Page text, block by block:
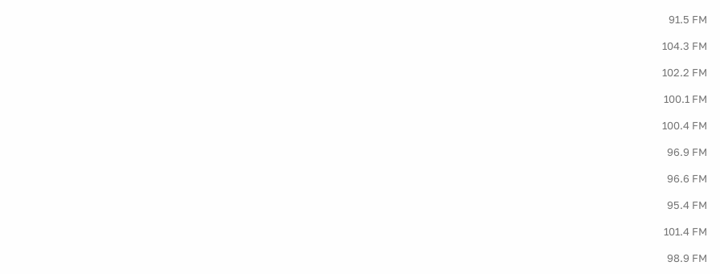
91.5 FM
104.3 FM
102.2 FM
100.1 FM
100.4 FM
96.9 FM
96.6 FM
95.4 FM
101.4 FM
98.9 FM